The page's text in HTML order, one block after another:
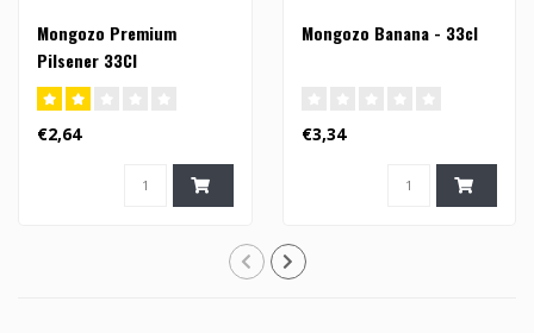
Mongozo Premium
Pilsener 33Cl
€2,64
Mongozo Banana - 33cl
€3,34